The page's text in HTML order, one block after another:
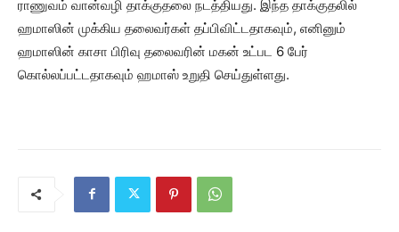
ராணுவம் வான்வழி தாக்குதலை நடத்தியது. இந்த தாக்குதலில்
ஹமாஸின் முக்கிய தலைவர்கள் தப்பிவிட்டதாகவும், எனினும்
ஹமாஸின் காசா பிரிவு தலைவரின் மகன் உட்பட 6 பேர்
கொல்லப்பட்டதாகவும் ஹமாஸ் உறுதி செய்துள்ளது.